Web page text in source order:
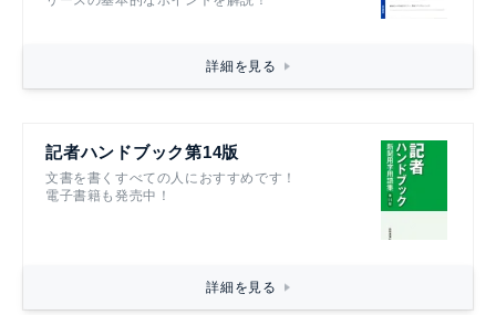
詳細を見る
記者ハンドブック第14版
文書を書くすべての人におすすめです！
電子書籍も発売中！
詳細を見る